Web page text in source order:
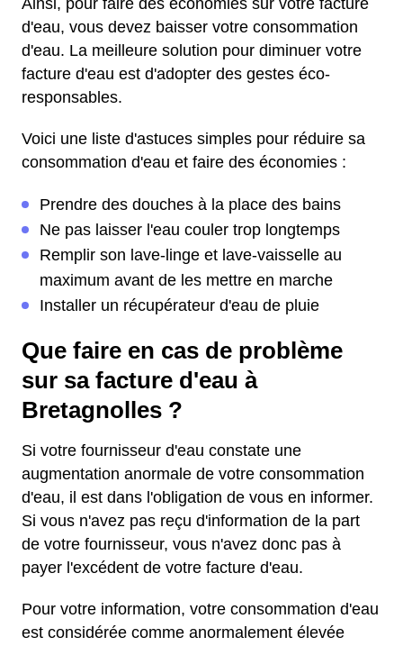
Ainsi, pour faire des économies sur votre facture
d'eau, vous devez baisser votre consommation
d'eau. La meilleure solution pour diminuer votre
facture d'eau est d'adopter des gestes éco-
responsables.
Voici une liste d'astuces simples pour réduire sa
consommation d'eau et faire des économies :
Prendre des douches à la place des bains
Ne pas laisser l'eau couler trop longtemps
Remplir son lave-linge et lave-vaisselle au
maximum avant de les mettre en marche
Installer un récupérateur d'eau de pluie
Que faire en cas de problème
sur sa facture d'eau à
Bretagnolles ?
Si votre fournisseur d'eau constate une
augmentation anormale de votre consommation
d'eau, il est dans l'obligation de vous en informer.
Si vous n'avez pas reçu d'information de la part
de votre fournisseur, vous n'avez donc pas à
payer l'excédent de votre facture d'eau.
Pour votre information, votre consommation d'eau
est considérée comme anormalement élevée